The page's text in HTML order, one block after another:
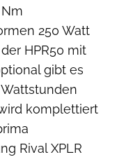
250 Watt
HPR50 mit
gibt es
komplettiert
Rival XPLR